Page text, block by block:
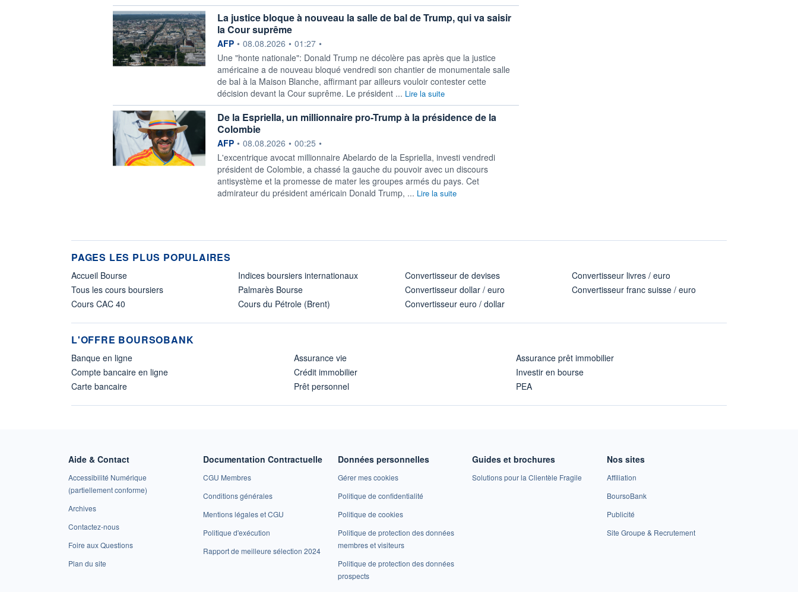
La justice bloque à nouveau la salle de bal de Trump, qui va saisir
la Cour suprême
information fournie par
AFP • 08.08.2026 • 01:27 •
Une "honte nationale": Donald Trump ne décolère pas après que la justice
américaine a de nouveau bloqué vendredi son chantier de monumentale salle
de bal à la Maison Blanche, affirmant par ailleurs vouloir contester cette
décision devant la Cour suprême. Le président ... Lire la suite
De la Espriella, un millionnaire pro-Trump à la présidence de la
Colombie
information fournie par
AFP • 08.08.2026 • 00:25 •
L'excentrique avocat millionnaire Abelardo de la Espriella, investi vendredi
président de Colombie, a chassé la gauche du pouvoir avec un discours
antisystème et la promesse de mater les groupes armés du pays. Cet
admirateur du président américain Donald Trump, ... Lire la suite
PAGES LES PLUS POPULAIRES
Accueil Bourse
Tous les cours boursiers
Cours CAC 40
Indices boursiers internationaux
Palmarès Bourse
Cours du Pétrole (Brent)
Convertisseur de devises
Convertisseur dollar / euro
Convertisseur euro / dollar
Convertisseur livres / euro
Convertisseur franc suisse / euro
L'OFFRE BOURSOBANK
Banque en ligne
Compte bancaire en ligne
Carte bancaire
Assurance vie
Crédit immobilier
Prêt personnel
Assurance prêt immobilier
Investir en bourse
PEA
Aide & Contact
Accessibilité Numérique
(partiellement conforme)
Archives
Contactez-nous
Foire aux Questions
Plan du site
Documentation Contractuelle
CGU Membres
Conditions générales
Mentions légales et CGU
Politique d'exécution
Rapport de meilleure sélection 2024
Données personnelles
Gérer mes cookies
Politique de confidentialité
Politique de cookies
Politique de protection des données
membres et visiteurs
Politique de protection des données
prospects
Guides et brochures
Solutions pour la Clientèle Fragile
Nos sites
Affiliation
BoursoBank
Publicité
Site Groupe & Recrutement